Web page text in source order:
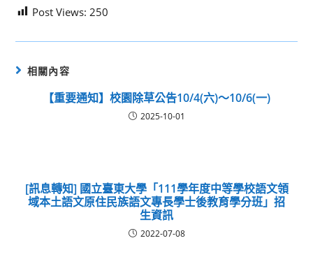
Post Views: 250
相關內容
【重要通知】校園除草公告10/4(六)～10/6(一)
2025-10-01
[訊息轉知] 國立臺東大學「111學年度中等學校語文領
域本土語文原住民族語文專長學士後教育學分班」招
生資訊
2022-07-08